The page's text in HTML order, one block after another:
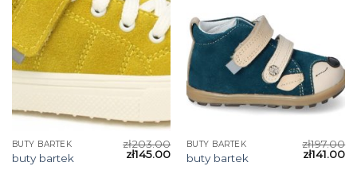
BUTY BARTEK
buty bartek
zł203.00
zł145.00
BUTY BARTEK
buty bartek
zł197.00
zł141.00